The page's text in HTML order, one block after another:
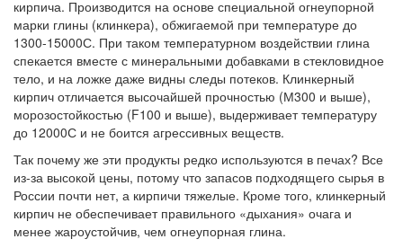
кирпича. Производится на основе специальной огнеупорной
марки глины (клинкера), обжигаемой при температуре до
1300-15000С. При таком температурном воздействии глина
спекается вместе с минеральными добавками в стекловидное
тело, и на ложке даже видны следы потеков. Клинкерный
кирпич отличается высочайшей прочностью (М300 и выше),
морозостойкостью (F100 и выше), выдерживает температуру
до 12000С и не боится агрессивных веществ.
Так почему же эти продукты редко используются в печах? Все
из-за высокой цены, потому что запасов подходящего сырья в
России почти нет, а кирпичи тяжелые. Кроме того, клинкерный
кирпич не обеспечивает правильного «дыхания» очага и
менее жароустойчив, чем огнеупорная глина.